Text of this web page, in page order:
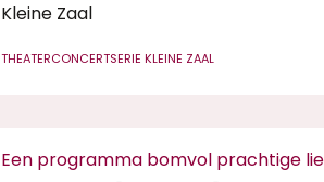
Kleine Zaal
THEATERCONCERTSERIE KLEINE ZAAL
Een programma bomvol prachtige